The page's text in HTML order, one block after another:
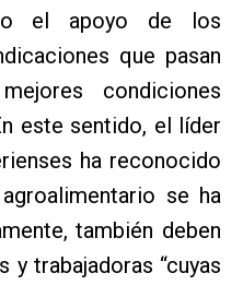
el apoyo de los
que pasan
condiciones
este sentido, el líder
ha reconocido
se ha
también deben
y trabajadoras “cuyas